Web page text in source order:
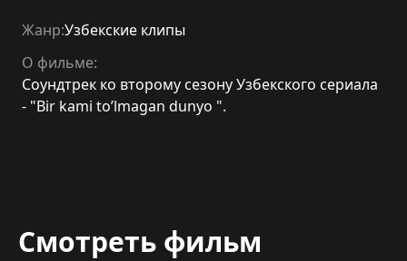
Жанр:Узбекские клипы
О фильме:
Соундтрек ко второму сезону Узбекского сериала
- "Bir kami to’lmagan dunyo ".
Смотреть фильм